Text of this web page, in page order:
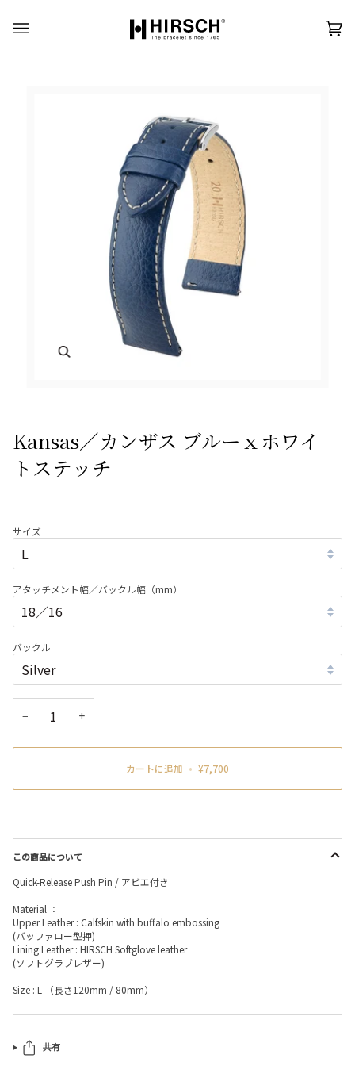
content
カ(0)
Kansas／カンザス ブルーｘホワイ
トステッチ
サイズ
アタッチメント幅／バックル幅（mm）
バックル
− +
カートに追加 • ¥7,700
この商品について
Quick-Release Push Pin / アビエ付き
Material ：
Upper Leather : Calfskin with buffalo embossing
(バッファロー型押)
Lining Leather : HIRSCH Softglove leather
(ソフトグラブレザー)
Size : L （長さ120mm / 80mm）
共有